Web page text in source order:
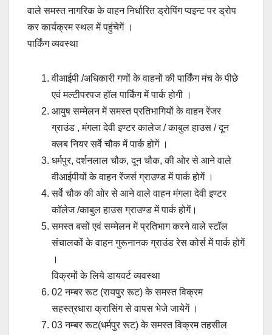
वाले समस्त नागरिक के वाहन निर्धारित ड्रोपिंग प्वइन्ट पर ड्रोप
कर कार्यक्रम स्थल में पहुंचेगें ।
पार्किंग व्यवस्था
वीआईपी /अधिकारी गणों के वाहनों की पार्किंग मंच के पीछे
एवं मल्टीपरपज हॉल पार्किंग में पार्क होगी ।
आयुष सम्मेलन में समस्त प्रतिभागियों के वाहन रेंजर
ग्राउंड , मंगला देवी इण्टर कालेज / काबुल हाउस / दून
क्लब नियर सर्वे चौक में पार्क होगें ।
धर्मपुर, दर्शनलाल चौक, दून चौक, की ओर से आने वाले
वीआईपीयों के वाहन रेंजर्स ग्राउण्ड में पार्क होगें ।
सर्वे चौक की ओर से आने वाले वाहन मंगला देवी इण्टर
कॉलेज /काबुल हाउस ग्राउण्ड में पार्क होगें।
समस्त बसों एवं सम्मेलन में प्रतिभाग करने वाले स्टॉल
संचालकों के वाहन गुरूनानक ग्राउंड रेस कोर्स में पार्क होगें
।
विक्रमों के लिये डायवर्ट व्यवस्था
02 नम्बर रूट (रायपुर रूट) के समस्त विक्रम
सहस्त्रधारा क्रासिंग से वापस भेजे जायेगें ।
03 नम्बर रूट(धर्मपुर रूट) के समस्त विक्रम तहसील